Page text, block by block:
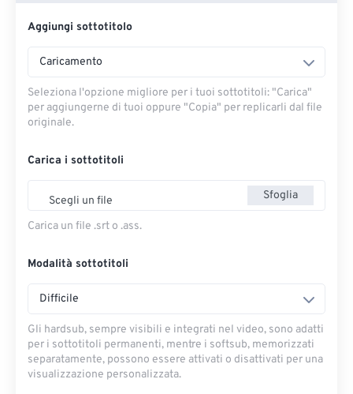
Aggiungi sottotitolo
Caricamento
Seleziona l'opzione migliore per i tuoi sottotitoli: "Carica" ​​
per aggiungerne di tuoi oppure "Copia" per replicarli dal file
originale.
Carica i sottotitoli
Scegli un file Sfoglia
Carica un file .srt o .ass.
Modalità sottotitoli
Difficile
Gli hardsub, sempre visibili e integrati nel video, sono adatti
per i sottotitoli permanenti, mentre i softsub, memorizzati
separatamente, possono essere attivati ​​o disattivati ​​per una
visualizzazione personalizzata.